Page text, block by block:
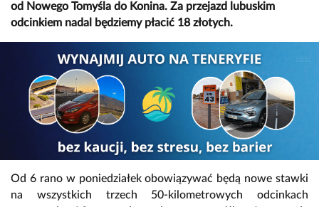
od Nowego Tomyśla do Konina. Za przejazd lubuskim
odcinkiem nadal będziemy płacić 18 złotych.
Od 6 rano w poniedziałek obowiązywać będą nowe stawki
na wszystkich trzech 50-kilometrowych odcinkach